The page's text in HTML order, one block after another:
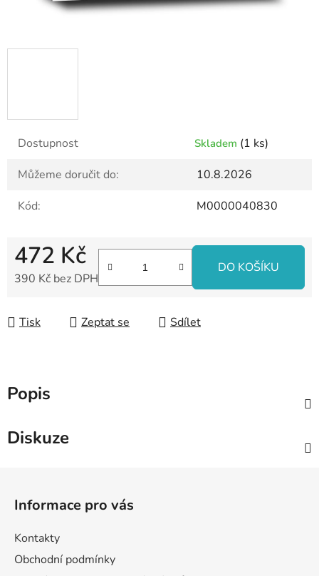
Dostupnost Skladem (1 ks)
Můžeme doručit do:
10.8.2026
Kód:
M0000040830
472 Kč
390 Kč bez DPH
DO KOŠÍKU
Tisk Zeptat se Sdílet
Popis
Diskuze
Informace pro vás
Kontakty
Obchodní podmínky